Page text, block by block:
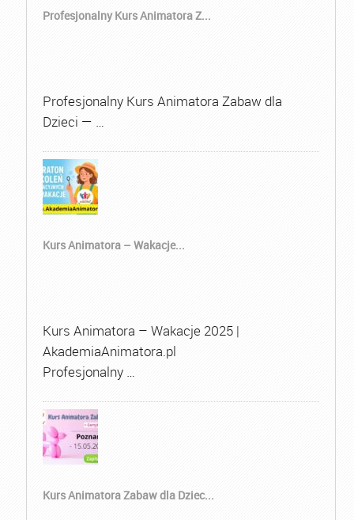
Profesjonalny Kurs Animatora Z...
Profesjonalny Kurs Animatora Zabaw dla
Dzieci — …
Kurs Animatora – Wakacje...
Kurs Animatora – Wakacje 2025 |
AkademiaAnimatora.pl
Profesjonalny …
Kurs Animatora Zabaw dla Dziec...